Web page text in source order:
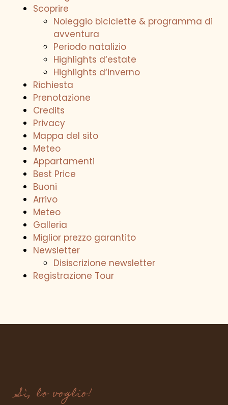
SU DI NOI
OFFERTE
WE ARE FAMILY
LIVING
SERVICE & SPA
SCOPRIRE
Scoprire
Noleggio biciclette & programma di
avventura
Periodo natalizio
Highlights d‘estate
Highlights d‘inverno
Richiesta
Prenotazione
Credits
Privacy
Mappa del sito
Meteo
Appartamenti
Best Price
Buoni
Arrivo
Meteo
Galleria
Miglior prezzo garantito
Newsletter
Disiscrizione newsletter
Registrazione Tour
Sì, lo voglio!